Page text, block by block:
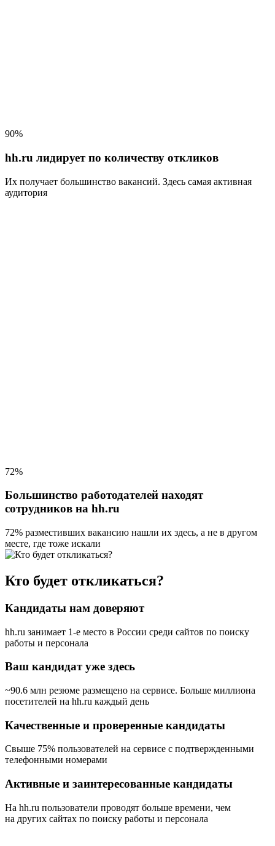
90%
hh.ru лидирует по количеству откликов
Их получает большинство вакансий. Здесь самая активная
аудитория
72%
Большинство работодателей находят
сотрудников на hh.ru
72% разместивших вакансию нашли их здесь, а не в другом
месте, где тоже искали
Кто будет откликаться?
Кандидаты нам доверяют
hh.ru занимает 1-е место в России среди сайтов по поиску
работы и персонала
Ваш кандидат уже здесь
~90.6 млн резюме размещено на сервисе. Больше миллиона
посетителей на hh.ru каждый день
Качественные и проверенные кандидаты
Свыше 75% пользователей на сервисе с подтвержденными
телефонными номерами
Активные и заинтересованные кандидаты
На hh.ru пользователи проводят больше времени, чем
на других сайтах по поиску работы и персонала